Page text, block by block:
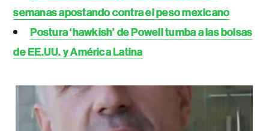
semanas apostando contra el peso mexicano
Postura ‘hawkish’ de Powell tumba a las bolsas
de EE.UU. y América Latina